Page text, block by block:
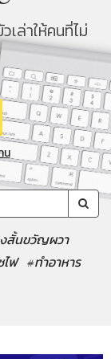
เล่าให้คนที่ไม่
น
งสั้นขวัญผวา
ไฟ #ทำอาหาร